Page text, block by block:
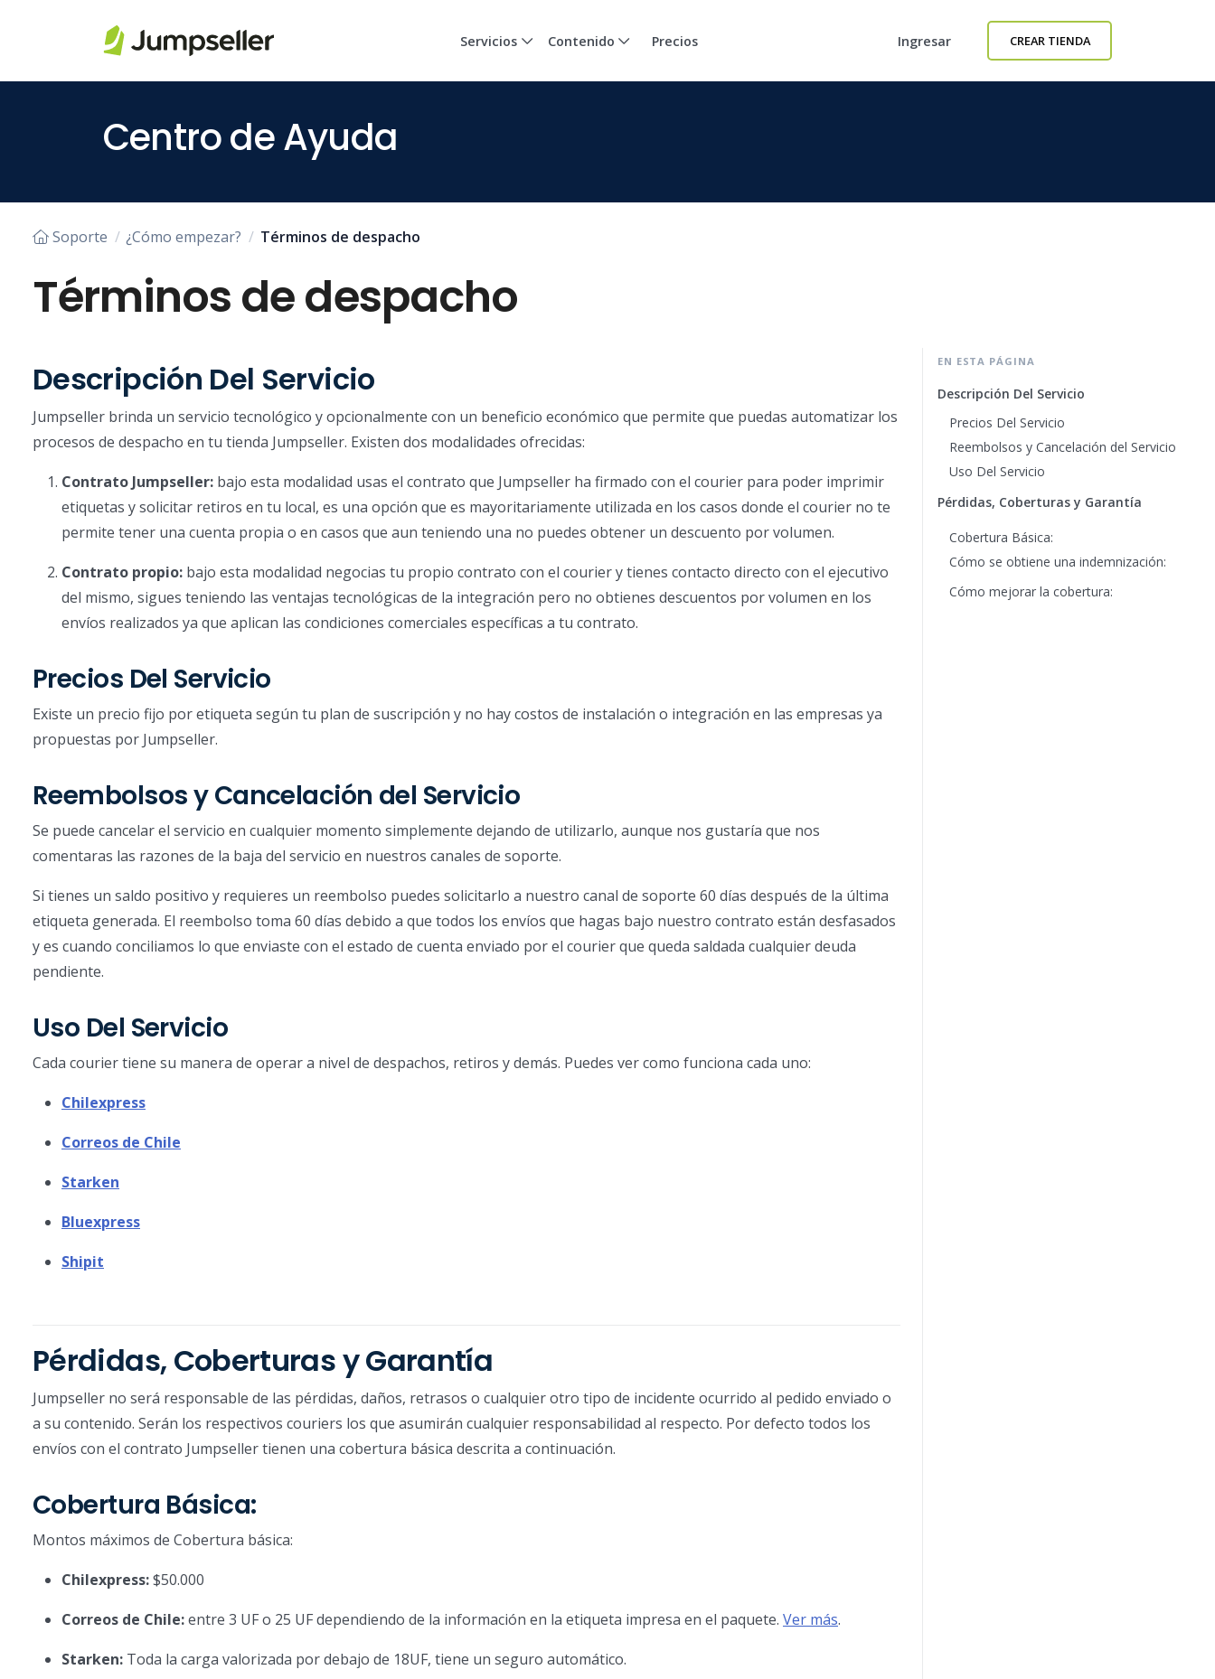
Saltar al contenido principal
Servicios Contenido Precios Ingresar CREAR TIENDA
Centro de Ayuda
Soporte ¿Cómo empezar? Términos de despacho
Términos de despacho
Descripción Del Servicio
Jumpseller brinda un servicio tecnológico y opcionalmente con un beneficio económico que permite que puedas automatizar los
procesos de despacho en tu tienda Jumpseller. Existen dos modalidades ofrecidas:
Contrato Jumpseller: bajo esta modalidad usas el contrato que Jumpseller ha firmado con el courier para poder imprimir
etiquetas y solicitar retiros en tu local, es una opción que es mayoritariamente utilizada en los casos donde el courier no te
permite tener una cuenta propia o en casos que aun teniendo una no puedes obtener un descuento por volumen.
Contrato propio: bajo esta modalidad negocias tu propio contrato con el courier y tienes contacto directo con el ejecutivo
del mismo, sigues teniendo las ventajas tecnológicas de la integración pero no obtienes descuentos por volumen en los
envíos realizados ya que aplican las condiciones comerciales específicas a tu contrato.
Precios Del Servicio
Existe un precio fijo por etiqueta según tu plan de suscripción y no hay costos de instalación o integración en las empresas ya
propuestas por Jumpseller.
Reembolsos y Cancelación del Servicio
Se puede cancelar el servicio en cualquier momento simplemente dejando de utilizarlo, aunque nos gustaría que nos
comentaras las razones de la baja del servicio en nuestros canales de soporte.
Si tienes un saldo positivo y requieres un reembolso puedes solicitarlo a nuestro canal de soporte 60 días después de la última
etiqueta generada. El reembolso toma 60 días debido a que todos los envíos que hagas bajo nuestro contrato están desfasados
y es cuando conciliamos lo que enviaste con el estado de cuenta enviado por el courier que queda saldada cualquier deuda
pendiente.
Uso Del Servicio
Cada courier tiene su manera de operar a nivel de despachos, retiros y demás. Puedes ver como funciona cada uno:
Chilexpress
Correos de Chile
Starken
Bluexpress
Shipit
Pérdidas, Coberturas y Garantía
Jumpseller no será responsable de las pérdidas, daños, retrasos o cualquier otro tipo de incidente ocurrido al pedido enviado o
a su contenido. Serán los respectivos couriers los que asumirán cualquier responsabilidad al respecto. Por defecto todos los
envíos con el contrato Jumpseller tienen una cobertura básica descrita a continuación.
Cobertura Básica:
Montos máximos de Cobertura básica:
Chilexpress:$50.000
Correos de Chile:entre 3 UF o 25 UF dependiendo de la información en la etiqueta impresa en el paquete. Ver más.
Starken: Toda la carga valorizada por debajo de 18UF, tiene un seguro automático.
EN ESTA PÁGINA
Descripción Del Servicio
Precios Del Servicio
Reembolsos y Cancelación del Servicio
Uso Del Servicio
Pérdidas, Coberturas y Garantía
Cobertura Básica:
Cómo se obtiene una indemnización:
Cómo mejorar la cobertura: